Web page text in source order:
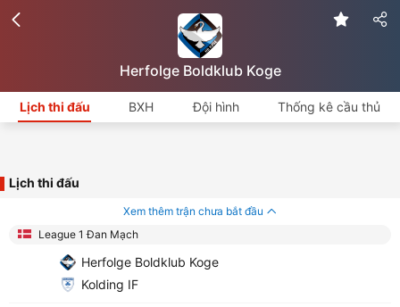
Herfolge Boldklub Koge
Lịch thi đấu BXH Đội hình Thống kê cầu thủ
Lịch thi đấu
Xem thêm trận chưa bắt đầu
League 1 Đan Mạch
Herfolge Boldklub Koge
Kolding IF